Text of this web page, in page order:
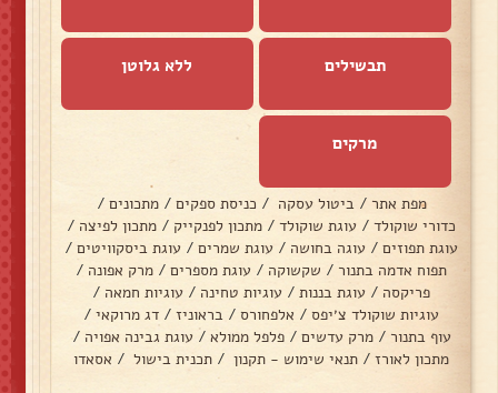
תבשילים ללא גלוטן
מרקים
מפת אתר / ביטול עסקה / כניסת ספקים / מתכונים /
כדורי שוקולד / עוגת שוקולד / מתכון לפנקייק / מתכון לפיצה /
עוגת תפוזים / עוגה בחושה / עוגת שמרים / עוגת ביסקוויטים /
תפוח אדמה בתנור / שקשוקה / עוגת מספרים / מרק אפונה /
פריקסה / עוגת בננות / עוגיות טחינה / עוגיות חמאה /
עוגיות שוקולד צ׳יפס / אלפחורס / בראוניז / דג מרוקאי /
עוף בתנור / מרק עדשים / פלפל ממולא / עוגת גבינה אפויה /
מתכון לאורז / תנאי שימוש - תקנון / תכנית בישול / אסאדו